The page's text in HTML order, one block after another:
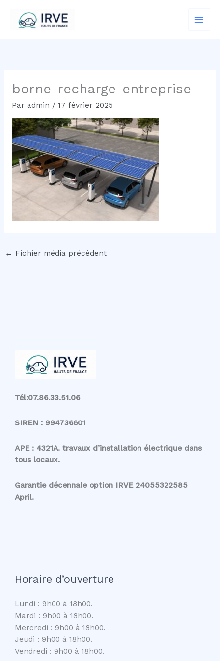
contenu
borne-recharge-entreprise
Par admin / 17 février 2025
← Fichier média précédent
Tél:07.86.33.51.06
SIREN : 994736601
APE : 4321A. travaux d’installation électrique dans
tous locaux.
Garantie décennale option IRVE 24055322585
April.
Horaire d’ouverture
Lundi : 9h00 à 18h00.
Mardi : 9h00 à 18h00.
Mercredi : 9h00 à 18h00.
Jeudi : 9h00 à 18h00.
Vendredi : 9h00 à 18h00.